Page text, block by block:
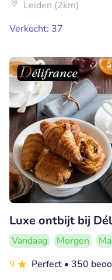
Leiden (2km)
Verkocht: 37
Luxe ontbijt bij
Vandaag Morgen Ma
9
Perfect • 350